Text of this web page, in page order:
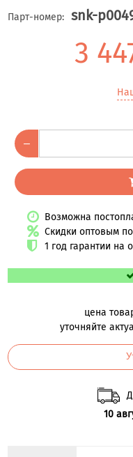
Парт-номер: snk-
3
–
Возможна
Скидки оптовым
1 год гарантии на
цена
уточняйте
10